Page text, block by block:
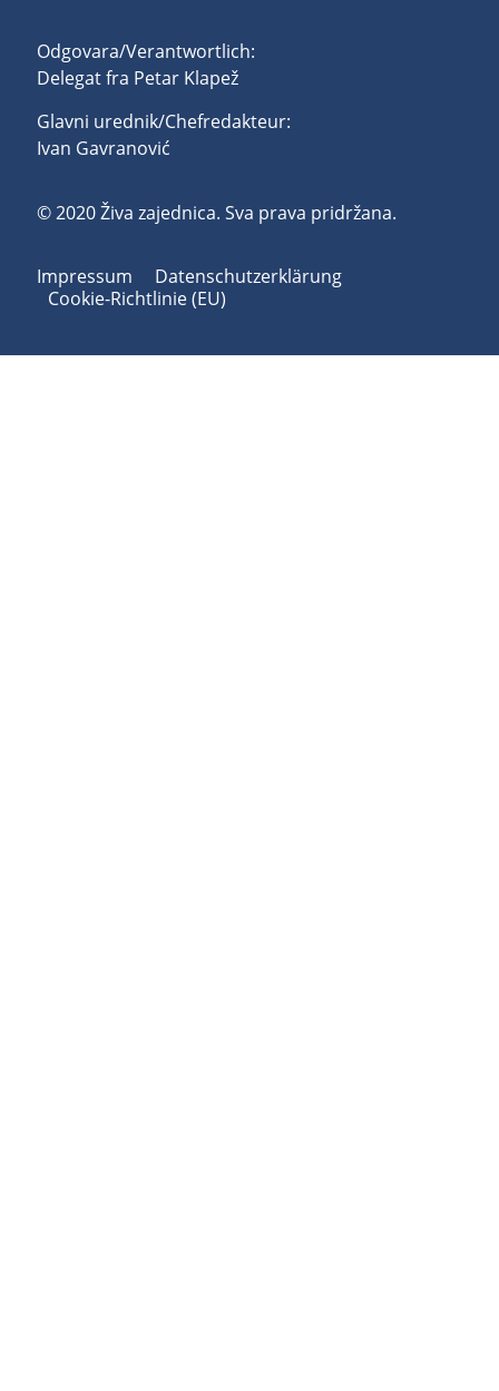
Odgovara/Verantwortlich:
Delegat fra Petar Klapež
Glavni urednik/Chefredakteur:
Ivan Gavranović
© 2020 Živa zajednica. Sva prava pridržana.
Impressum
Datenschutzerklärung
Cookie-Richtlinie (EU)